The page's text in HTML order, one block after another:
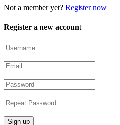
Not a member yet? Register now
Register a new account